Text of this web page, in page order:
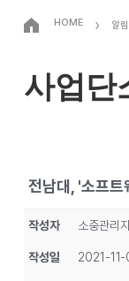
HOME › 알
사업단
전남대, '소프
작성자 소중관리
작성일 2021-